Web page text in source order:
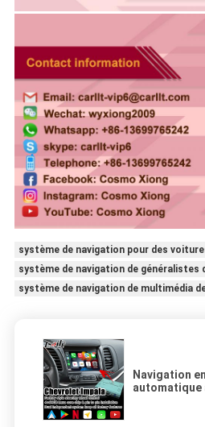
système de navigation pour des
système de navigation de généralistes
système de navigation de multimédia
Navigation
automatique